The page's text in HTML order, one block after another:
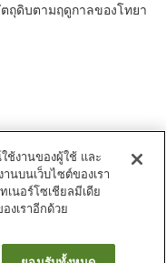
ถุดิบตามฤดูกาลของโทยา
นร้อน
วตี้ซาลอน
ช้งานของผู้ใช้ และ
นบนเว็บไซต์ของเรา
เนอร์โซเชียลมีเดีย
งเราอีกด้วย